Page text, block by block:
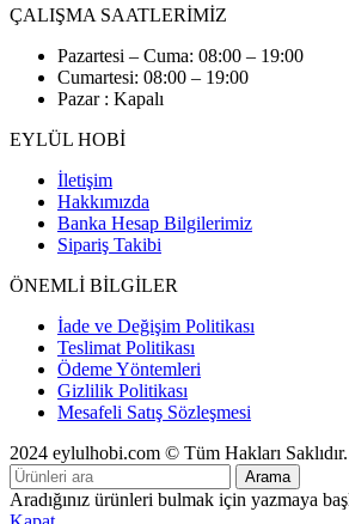
ÇALIŞMA SAATLERİMİZ
Pazartesi – Cuma: 08:00 – 19:00
Cumartesi: 08:00 – 19:00
Pazar : Kapalı
EYLÜL HOBİ
İletişim
Hakkımızda
Banka Hesap Bilgilerimiz
Sipariş Takibi
ÖNEMLİ BİLGİLER
İade ve Değişim Politikası
Teslimat Politikası
Ödeme Yöntemleri
Gizlilik Politikası
Mesafeli Satış Sözleşmesi
2024 eylulhobi.com © Tüm Hakları Saklıdır.
Arama
Aradığınız ürünleri bulmak için yazmaya